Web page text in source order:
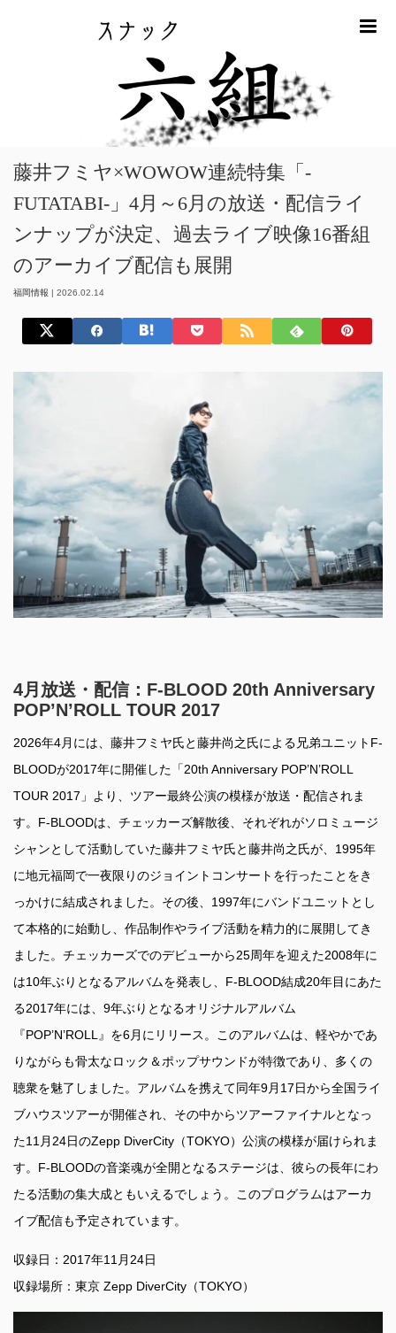
藤井フミヤ×WOWOW連続特集「-FUTATABI-」4月～6
月の放送・配信ラインナップが決定、過去ライブ映像16番組のアーカイブ配
藤井フミヤ×WOWOW連続特集「-
FUTATABI-」4月～6月の放送・配信ライ
ンナップが決定、過去ライブ映像16番組
のアーカイブ配信も展開
福岡情報 | 2026.02.14
4月放送・配信：F-BLOOD 20th Anniversary
POP’N’ROLL TOUR 2017
2026年4月には、藤井フミヤ氏と藤井尚之氏による兄弟ユニットF-
BLOODが2017年に開催した「20th Anniversary POP’N’ROLL
TOUR 2017」より、ツアー最終公演の模様が放送・配信されま
す。F-BLOODは、チェッカーズ解散後、それぞれがソロミュージ
シャンとして活動していた藤井フミヤ氏と藤井尚之氏が、1995年
に地元福岡で一夜限りのジョイントコンサートを行ったことをき
っかけに結成されました。その後、1997年にバンドユニットとし
て本格的に始動し、作品制作やライブ活動を精力的に展開してき
ました。チェッカーズでのデビューから25周年を迎えた2008年に
は10年ぶりとなるアルバムを発表し、F-BLOOD結成20年目にあた
る2017年には、9年ぶりとなるオリジナルアルバム
『POP’N’ROLL』を6月にリリース。このアルバムは、軽やかであ
りながらも骨太なロック＆ポップサウンドが特徴であり、多くの
聴衆を魅了しました。アルバムを携えて同年9月17日から全国ライ
ブハウスツアーが開催され、その中からツアーファイナルとなっ
た11月24日のZepp DiverCity（TOKYO）公演の模様が届けられま
す。F-BLOODの音楽魂が全開となるステージは、彼らの長年にわ
たる活動の集大成ともいえるでしょう。このプログラムはアーカ
イブ配信も予定されています。
収録日：2017年11月24日
収録場所：東京 Zepp DiverCity（TOKYO）